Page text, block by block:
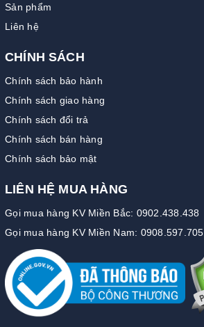
Sản phẩm
Liên hệ
CHÍNH SÁCH
Chính sách bảo hành
Chính sách giao hàng
Chính sách đổi trả
Chính sách bán hàng
Chính sách bảo mật
LIÊN HỆ MUA HÀNG
Gọi mua hàng KV Miền Bắc: 0902.438.438
Gọi mua hàng KV Miền Nam: 0908.597.705